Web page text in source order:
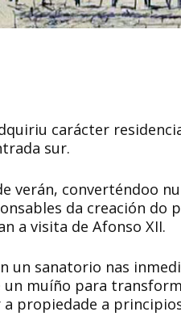
carácter
sur.
verán, converténdoo
da creación do
a visita de Afonso XII.
un sanatorio nas
un muíño para
propiedade a